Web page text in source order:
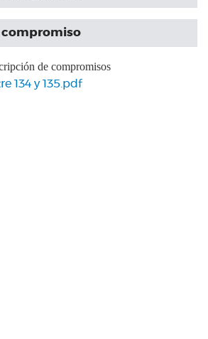
compromiso
de compromisos
134 y 135.pdf